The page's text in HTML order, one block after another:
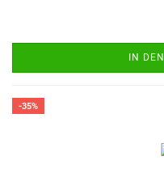
IN
-35%